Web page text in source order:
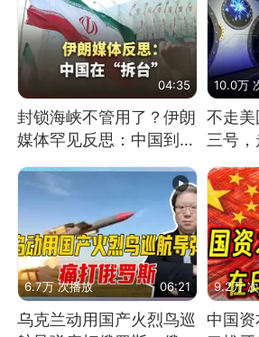
04:35
封锁海峡不管用了？伊朗
媒体罕见反思：中国到底
10.0万
不走
三号
6.7万 次播放 06:21
乌克兰动用国产火烈鸟巡
9.2万
中国